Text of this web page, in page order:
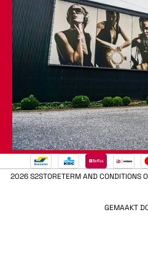
2026 S2STORETERM AND CONDITIONS
GEMAAKT